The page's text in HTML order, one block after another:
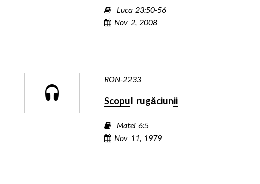
Luca 23:50-56
Nov 2, 2008
RON-2233
Scopul rugăciunii
Matei 6:5
Nov 11, 1979